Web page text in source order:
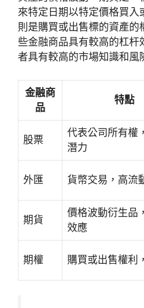
來特定日期以特定價格買入
則是購買或出售標的資產的
些金融商品具有較高的杠杆
者具有較高的市場知識和風
金融商
品
特點
股票
代表公司所有權
潛力
外匯 貨幣交易，高流
期貨
價格波動衍生品
效應
期權 購買或出售權利